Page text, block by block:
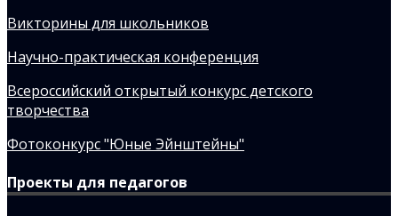
Викторины для школьников
Научно-практическая конференция
Всероссийский открытый конкурс детского
творчества
Фотоконкурс "Юные Эйнштейны"
Проекты для педагогов